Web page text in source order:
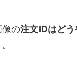
像の注文IDはど